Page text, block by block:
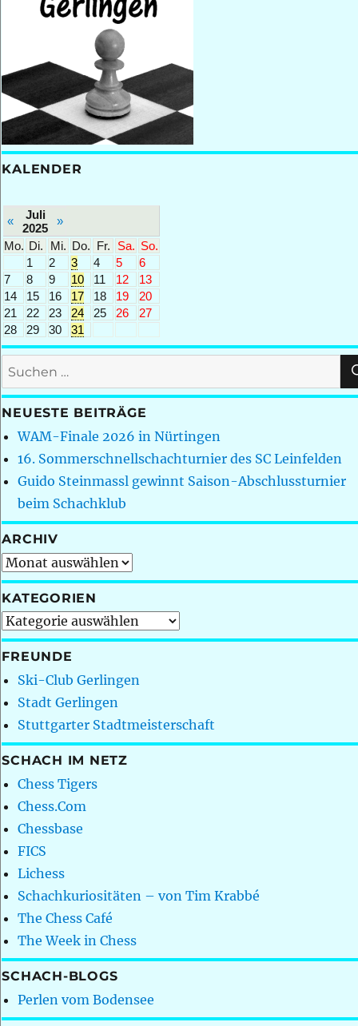
KALENDER
«
Juli
2025
»
Mo. Di. Mi. Do. Fr. Sa. So.
1
2 3 4 5
6
7
8 9 10 11 12
13
14
15 16 17 18 19
20
21
22 23 24 25 26
27
28
29 30 31
Suchen
nach:
NEUESTE BEITRÄGE
WAM-Finale 2026 in Nürtingen
16. Sommerschnellschachturnier des SC Leinfelden
Guido Steinmassl gewinnt Saison-Abschlussturnier
beim Schachklub
ARCHIV
Archiv
KATEGORIEN
Kategorien
FREUNDE
Ski-Club Gerlingen
Stadt Gerlingen
Stuttgarter Stadtmeisterschaft
SCHACH IM NETZ
Chess Tigers
Chess.Com
Chessbase
FICS
Lichess
Schachkuriositäten – von Tim Krabbé
The Chess Café
The Week in Chess
SCHACH-BLOGS
Perlen vom Bodensee